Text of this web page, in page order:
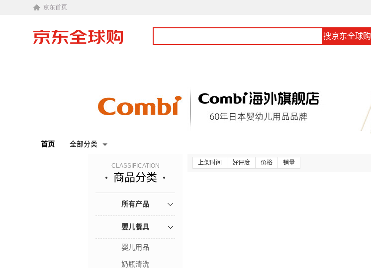
京东首页
搜京东全球购
首页 全部分类
CLASSIFICATION
商品分类
所有产品
婴儿餐具
婴儿用品
奶瓶清洗
上架时间 好评度 价格 销量